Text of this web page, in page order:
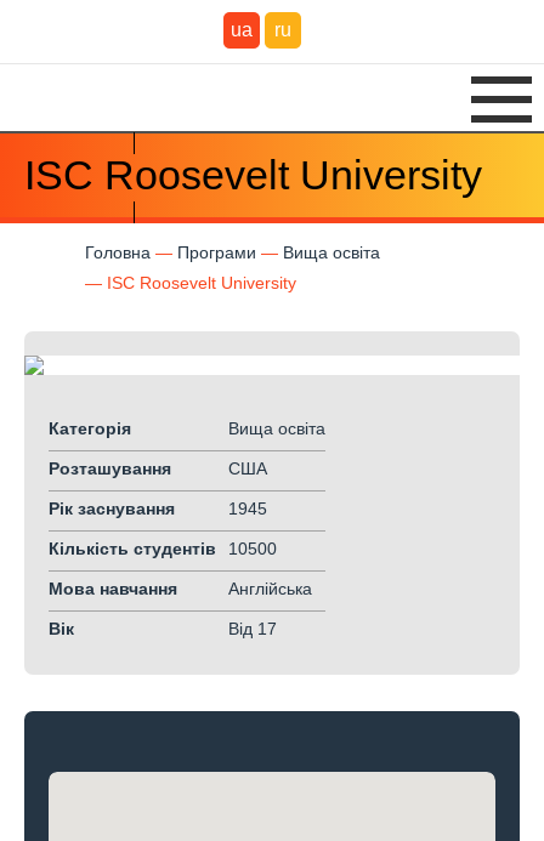
ua ru
ISC Roosevelt University
Головна Програми
Вища освіта
ISC Roosevelt University
Категорія Вища освіта
Розташування США
Рік заснування 1945
Кількість студентів 10500
Мова навчання Англійська
Вік Від 17